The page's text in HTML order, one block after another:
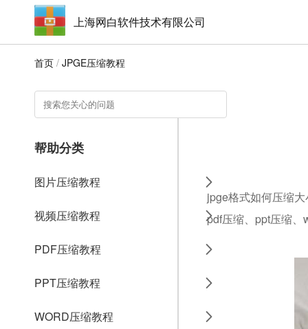
上海网白软件技术有限公司
首页 / JPGE压缩教程
帮助分类
图片压缩教程
视频压缩教程
PDF压缩教程
PPT压缩教程
WORD压缩教程
jpge格式如何压缩
pdf压缩、ppt压缩